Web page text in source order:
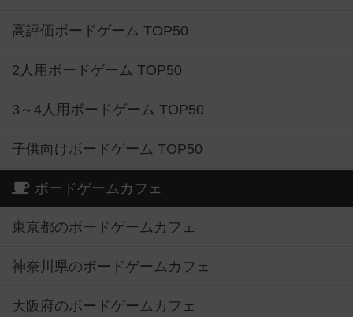
高評価ボードゲーム TOP50
2人用ボードゲーム TOP50
3～4人用ボードゲーム TOP50
子供向けボードゲーム TOP50
ボードゲームカフェ
東京都のボードゲームカフェ
神奈川県のボードゲームカフェ
大阪府のボードゲームカフェ